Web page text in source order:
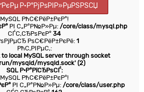
Р·Р°РјРѕРІР»РµРЅРЅСЏ
MySQL РћС€РёР±РєР°!
РІ С„Р°Р№Р»Рµ: /core/class/mysql.php
СЃС‚СЂРѕРєР° 34
РѕС€РёР±РєРё: 1
РћС‚РІРµС‚:
local MySQL server through socket
mysqld/mysqld.sock' (2)
SQL Р·Р°РїСЂРѕСЃ:
MySQL РћС€РёР±РєР°!
РІ С„Р°Р№Р»Рµ: /core/class/user.php